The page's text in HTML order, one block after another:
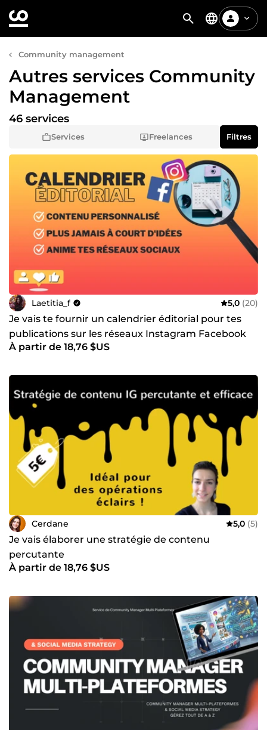
Community management
Autres services Community
Management
Services Freelances
46 services
Filtres
Laetitia_f 5,0 (20)
Je vais te fournir un calendrier éditorial pour tes
publications sur les réseaux Instagram Facebook
Linkedin
À partir de 18,76 $US
Cerdane 5,0 (5)
Je vais élaborer une stratégie de contenu
percutante
À partir de 18,76 $US